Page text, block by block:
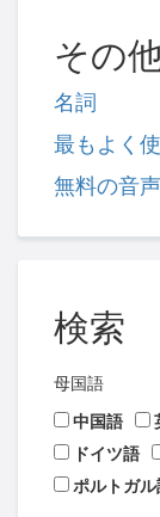
その
名詞
最もよく
無料の音
検索
母国語
中国語
ドイツ語
ポルトガル